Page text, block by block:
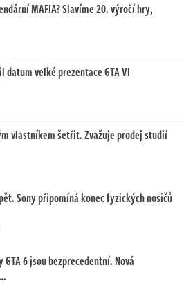
MAFIA? Slavíme 20. výročí hry,
datum velké prezentace GTA VI
vlastníkem šetřit. Zvažuje prodej studií
Sony připomíná konec fyzických nosičů
GTA 6 jsou bezprecedentní. Nová